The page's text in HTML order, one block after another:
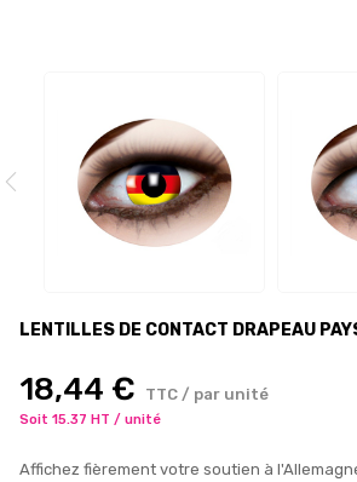
LENTILLES DE CONTACT DRAPEAU
18,44 € TTC / par unité
Soit 15.37 HT / unité
Affichez fièrement votre soutien à